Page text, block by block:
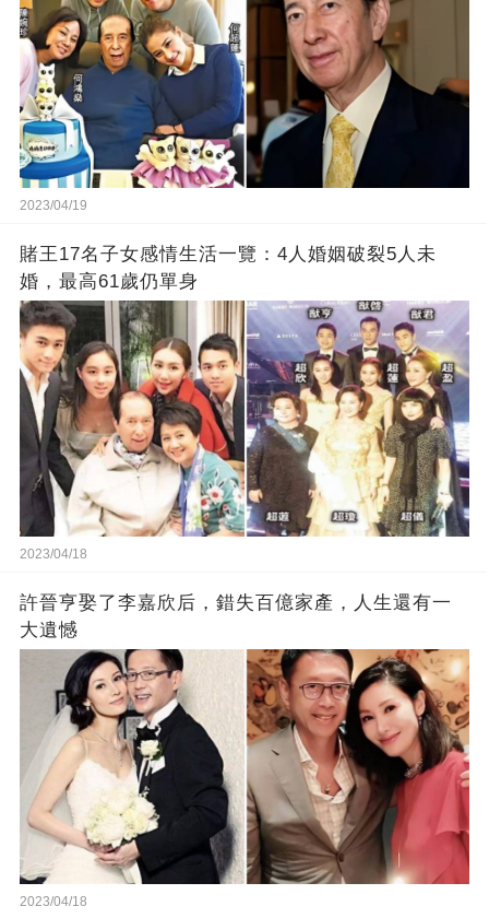
2023/04/19
賭王17名子女感情生活一覽：4人婚姻破裂5人未
婚，最高61歲仍單身
2023/04/18
許晉亨娶了李嘉欣后，錯失百億家產，人生還有一
大遺憾
2023/04/18